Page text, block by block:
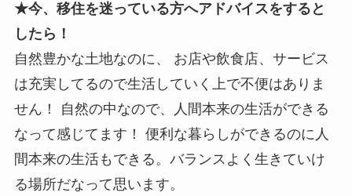
★今、移住を迷っている方へアドバイスをすると
したら！
自然豊かな土地なのに、 お店や飲食店、サービス
は充実してるので生活していく上で不便はありま
せん！ 自然の中なので、人間本来の生活ができる
なって感じてます！ 便利な暮らしができるのに人
間本来の生活もできる。バランスよく生きていけ
る場所だなって思います。